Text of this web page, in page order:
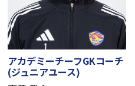
アカデミーチーフGKコーチ
(ジュニアユース)